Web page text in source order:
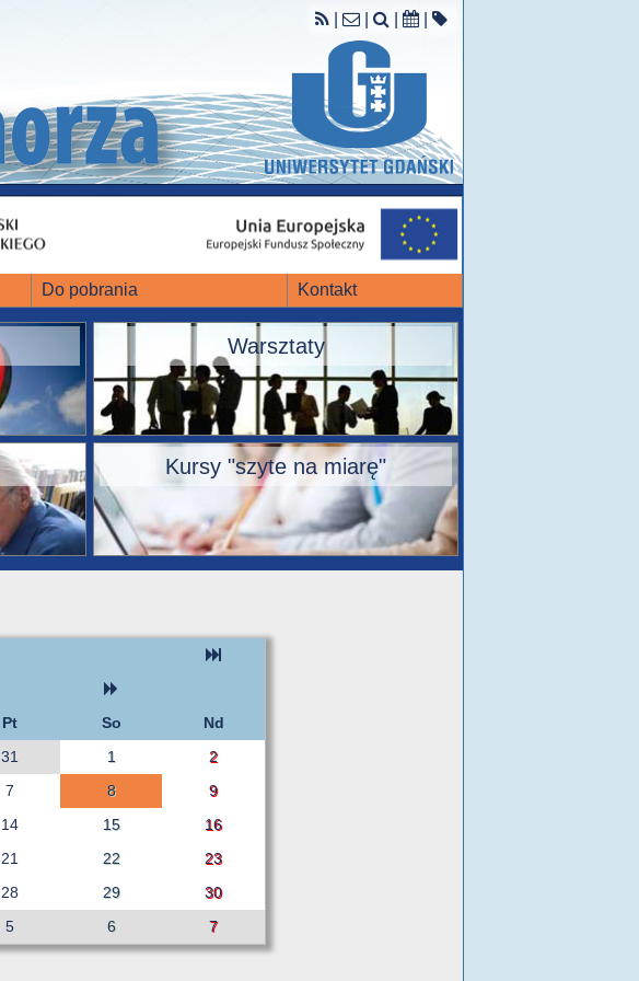
Do pobrania Kontakt
Warsztaty
Kursy "szyte na miarę"
Pt So
Nd
31 1
2
7 8
9
14 15
16
21 22
23
28 29
30
5 6 7